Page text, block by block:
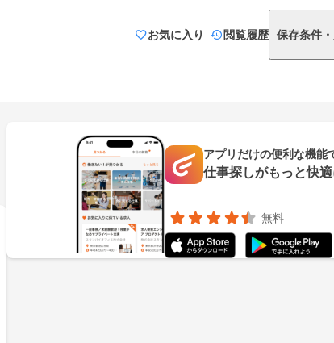
お気に入り 閲覧履歴 保存条件
アプリだけの便利な機能
仕事探しがもっと快適
無料